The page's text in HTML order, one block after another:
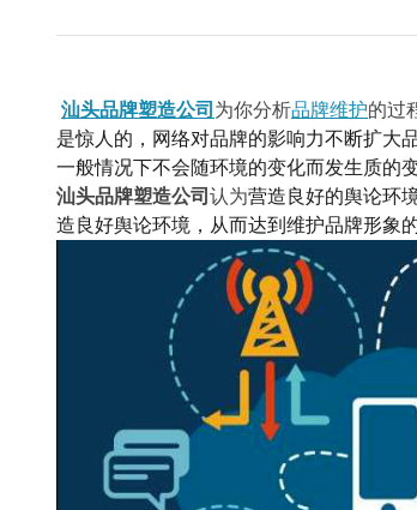
汕头品牌塑造公司 为你分析品牌维护的过
是惊人的，网络对品牌的影响力不断扩大
一般情况下不会随环境的变化而发生质的变
汕头品牌塑造公司 认为营造良好的舆论环
造良好舆论环境，从而达到维护品牌形象的